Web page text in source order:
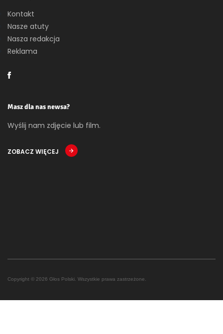
Kontakt
Nasze atuty
Nasza redakcja
Reklama
Masz dla nas newsa?
Wyślij nam zdjęcie lub film.
ZOBACZ WIĘCEJ
Copyright © 2026 Głos Polski. Wszystkie prawa zastrzeżone.